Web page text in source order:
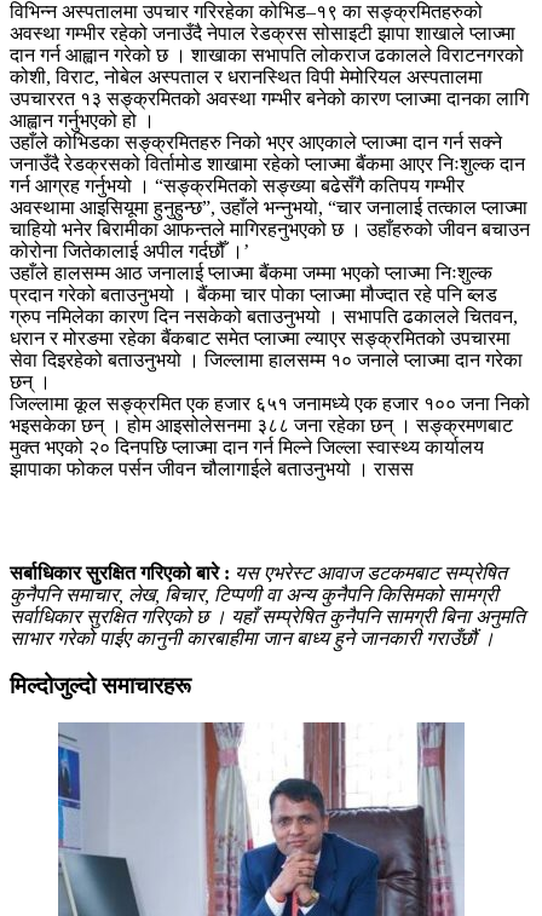
विभिन्न अस्पतालमा उपचार गरिरहेका कोभिड–१९ का सङ्क्रमितहरुको
अवस्था गम्भीर रहेको जनाउँदै नेपाल रेडक्रस सोसाइटी झापा शाखाले प्लाज्मा
दान गर्न आह्वान गरेको छ । शाखाका सभापति लोकराज ढकालले विराटनगरको
कोशी, विराट, नोबेल अस्पताल र धरानस्थित विपी मेमोरियल अस्पतालमा
उपचाररत १३ सङ्क्रमितको अवस्था गम्भीर बनेको कारण प्लाज्मा दानका लागि
आह्वान गर्नुभएको हो ।
उहाँले कोभिडका सङ्क्रमितहरु निको भएर आएकाले प्लाज्मा दान गर्न सक्ने
जनाउँदै रेडक्रसको विर्तामोड शाखामा रहेको प्लाज्मा बैंकमा आएर निःशुल्क दान
गर्न आग्रह गर्नुभयो । “सङ्क्रमितको सङ्ख्या बढेसँगै कतिपय गम्भीर
अवस्थामा आइसियूमा हुनुहुन्छ”, उहाँले भन्नुभयो, “चार जनालाई तत्काल प्लाज्मा
चाहियो भनेर बिरामीका आफन्तले मागिरहनुभएको छ । उहाँहरुको जीवन बचाउन
कोरोना जितेकालाई अपील गर्दछौँ ।’
उहाँले हालसम्म आठ जनालाई प्लाज्मा बैंकमा जम्मा भएको प्लाज्मा निःशुल्क
प्रदान गरेको बताउनुभयो । बैंकमा चार पोका प्लाज्मा मौज्दात रहे पनि ब्लड
ग्रुप नमिलेका कारण दिन नसकेको बताउनुभयो । सभापति ढकालले चितवन,
धरान र मोरङमा रहेका बैंकबाट समेत प्लाज्मा ल्याएर सङ्क्रमितको उपचारमा
सेवा दिइरहेको बताउनुभयो । जिल्लामा हालसम्म १० जनाले प्लाज्मा दान गरेका
छन् ।
जिल्लामा कूल सङ्क्रमित एक हजार ६५१ जनामध्ये एक हजार १०० जना निको
भइसकेका छन् । होम आइसोलेसनमा ३८८ जना रहेका छन् । सङ्क्रमणबाट
मुक्त भएको २० दिनपछि प्लाज्मा दान गर्न मिल्ने जिल्ला स्वास्थ्य कार्यालय
झापाका फोकल पर्सन जीवन चौलागाईले बताउनुभयो । रासस
सर्बाधिकार सुरक्षित गरिएको बारे : यस एभरेस्ट आवाज डटकमबाट सम्प्रेषित
कुनैपनि समाचार, लेख, बिचार, टिप्पणी वा अन्य कुनैपनि किसिमको सामग्री
सर्वाधिकार सुरक्षित गरिएको छ । यहाँ सम्प्रेषित कुनैपनि सामग्री बिना अनुमति
साभार गरेको पाईए कानुनी कारबाहीमा जान बाध्य हुने जानकारी गराउँछौं ।
मिल्दोजुल्दो समाचारहरू